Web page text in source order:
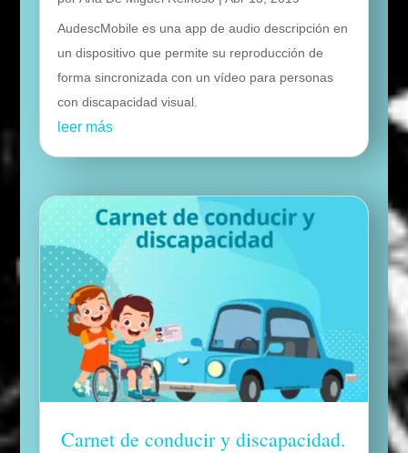
AudescMobile es una app de audio descripción en
un dispositivo que permite su reproducción de
forma sincronizada con un vídeo para personas
con discapacidad visual.
leer más
Carnet de conducir y discapacidad.